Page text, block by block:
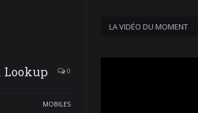
Lookup 0
MOBILES
LA VIDÉO DU MOMENT